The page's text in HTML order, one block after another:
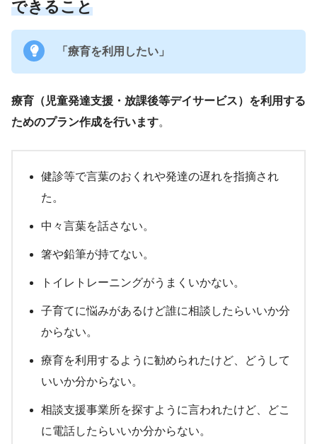
できること
「療育を利用したい」
療育（児童発達支援・放課後等デイサービス）を利用する
ためのプラン作成を行います。
健診等で言葉のおくれや発達の遅れを指摘され
た。
中々言葉を話さない。
箸や鉛筆が持てない。
トイレトレーニングがうまくいかない。
子育てに悩みがあるけど誰に相談したらいいか分
からない。
療育を利用するように勧められたけど、どうして
いいか分からない。
相談支援事業所を探すように言われたけど、どこ
に電話したらいいか分からない。